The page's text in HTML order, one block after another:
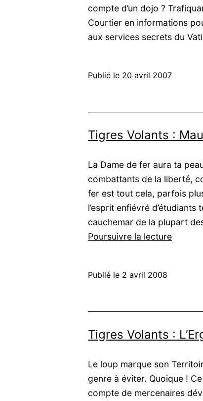
compte d’un dojo ?
Courtier en informations
aux services secrets du
Publié le 20 avril 2007
Tigres Volants :
La Dame de fer aura ta
combattants de la liberté,
fer est tout cela, parfois
l’esprit enfiévré
cauchemar de la plupart
Poursuivre la lectureTigres
de
Publié le 2 avril 2008
Tigres Volants :
Le loup marque son
genre à éviter. Quoique !
compte de mercenaires